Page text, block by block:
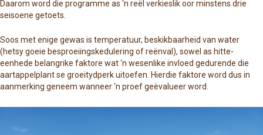
Daarom word die programme as ‘n reël verkieslik oor minstens drie
seisoene getoets.
Soos met enige gewas is temperatuur, beskikbaarheid van water
(hetsy goeie besproeiingskedulering of reënval), sowel as hitte-
eenhede belangrike faktore wat ‘n wesenlike invloed gedurende die
aartappelplant se groeitydperk uitoefen. Hierdie faktore word dus in
aanmerking geneem wanneer ‘n proef geëvalueer word.